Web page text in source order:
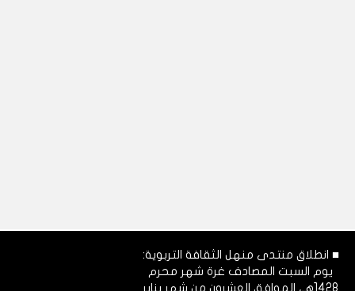
■ انطلاق منتدى منهل الثقافة التربوية:
يوم السبت المصادف غرة شهر محرم
1428هـ، الموافق العشرون من شهر يناير